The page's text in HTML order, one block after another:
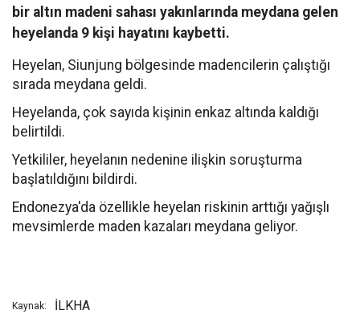
bir altın madeni sahası yakınlarında meydana gelen
heyelanda 9 kişi hayatını kaybetti.
Heyelan, Siunjung bölgesinde madencilerin çalıştığı
sırada meydana geldi.
Heyelanda, çok sayıda kişinin enkaz altında kaldığı
belirtildi.
Yetkililer, heyelanın nedenine ilişkin soruşturma
başlatıldığını bildirdi.
Endonezya'da özellikle heyelan riskinin arttığı yağışlı
mevsimlerde maden kazaları meydana geliyor.
Kaynak: İLKHA